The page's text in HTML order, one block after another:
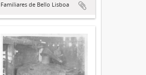
Familiares de Bello Lisboa